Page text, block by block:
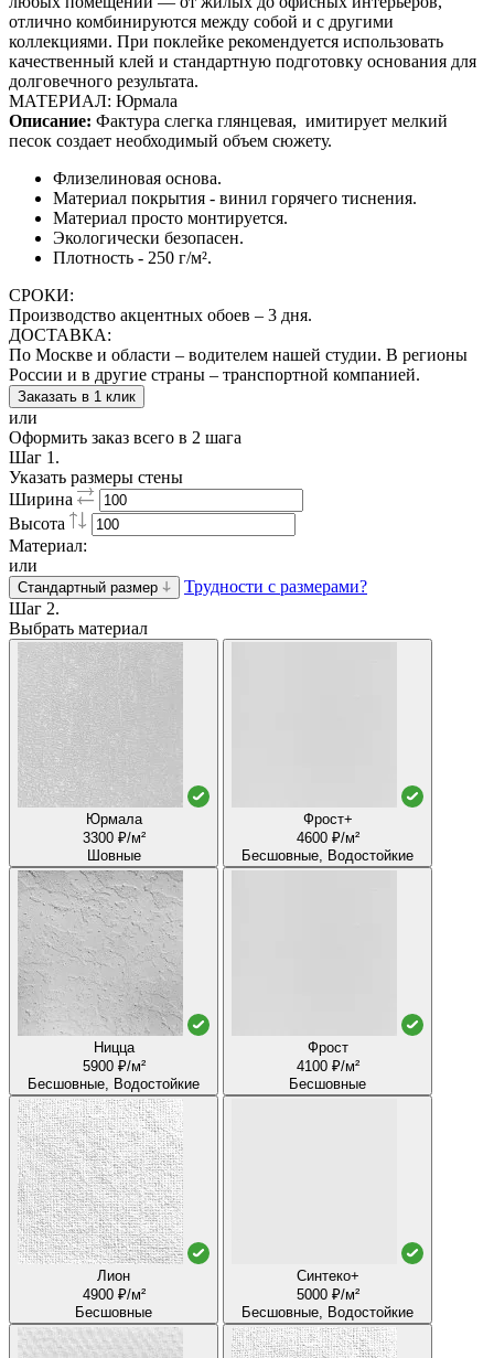
отлично комбинируются между собой и с другими
коллекциями. При поклейке рекомендуется использовать
качественный клей и стандартную подготовку основания для
долговечного результата.
МАТЕРИАЛ: Юрмала
Описание: Фактура слегка глянцевая, имитирует мелкий
песок создает необходимый объем сюжету.
Флизелиновая основа.
Материал покрытия - винил горячего тиснения.
Материал просто монтируется.
Экологически безопасен.
Плотность - 250 г/м².
СРОКИ:
Производство акцентных обоев – 3 дня.
ДОСТАВКА:
По Москве и области – водителем нашей студии. В регионы
России и в другие страны – транспортной компанией.
Заказать в 1 клик
или
Оформить заказ всего в 2 шага
Шаг 1.
Указать размеры стены
Ширина
Высота
Материал:
или
Стандартный размер
Трудности с размерами?
Шаг 2.
Выбрать материал
Юрмала
3300 ₽/м²
Шовные
Фрост+
4600 ₽/м²
Бесшовные, Водостойкие
Ницца
5900 ₽/м²
Бесшовные, Водостойкие
Фрост
4100 ₽/м²
Бесшовные
Лион
4900 ₽/м²
Бесшовные
Синтеко+
5000 ₽/м²
Бесшовные, Водостойкие